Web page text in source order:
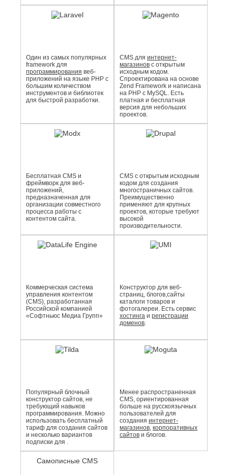
Один из самых популярных
framework для
программирования веб-
приложений на языке PHP с
большим количеством
инструментов и библиотек
для быстрой разработки.
CMS для интернет-
магазинов с открытым
исходным кодом.
Спроектирована на основе
Zend Framework и написана
на PHP с MySQL. Есть
платная и бесплатная
версия для небольших
проектов.
Бесплатная CMS и
фреймворк для веб-
приложений,
предназначенная для
организации совместного
процесса работы с
контентом сайта.
CMS с открытым исходным
кодом для создания
многостраничных сайтов.
Преимущественно
применяют для крупных
проектов, которые требуют
высокой
производительности.
Коммерческая система
управления контентом
(CMS), разработанная
Российской компанией
«Софтньюс Медиа Групп»
Конструктор для веб-
страниц, блогов,сайты
каталоги товаров и
фотогалереи. Есть сервис
хостинга и регистрации
доменов.
Популярный блочный
конструктор сайтов, не
требующий навыков
программирования. Можно
использовать бесплатный
тариф для создания сайтов
и несколько вариантов
подписки для .
Менее распро­страненная
CMS, ориентированная
больше на русскоязычных
пользователей для
создания интернет-
магазинов, корпоративных
сайтов и блогов.
Самописные CMS